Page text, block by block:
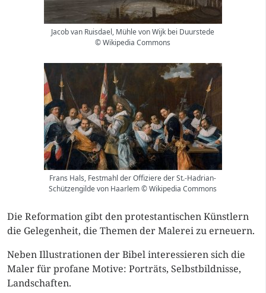
Jacob van Ruisdael, Mühle von Wijk bei Duurstede
© Wikipedia Commons
Frans Hals, Festmahl der Offiziere der St.-Hadrian-
Schützengilde von Haarlem © Wikipedia Commons
Die Reformation gibt den protestantischen Künstlern
die Gelegenheit, die Themen der Malerei zu erneuern.
Neben Illustrationen der Bibel interessieren sich die
Maler für profane Motive: Porträts, Selbstbildnisse,
Landschaften.